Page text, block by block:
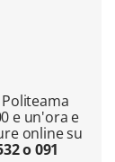
e un'ora e
online su
o 091